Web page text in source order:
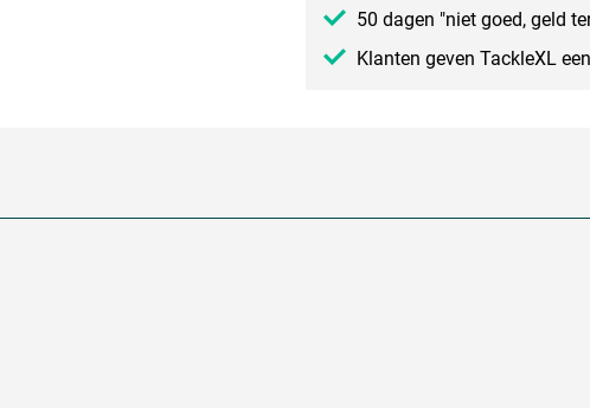
50 dagen "niet goed, geld
Klanten geven TackleXL